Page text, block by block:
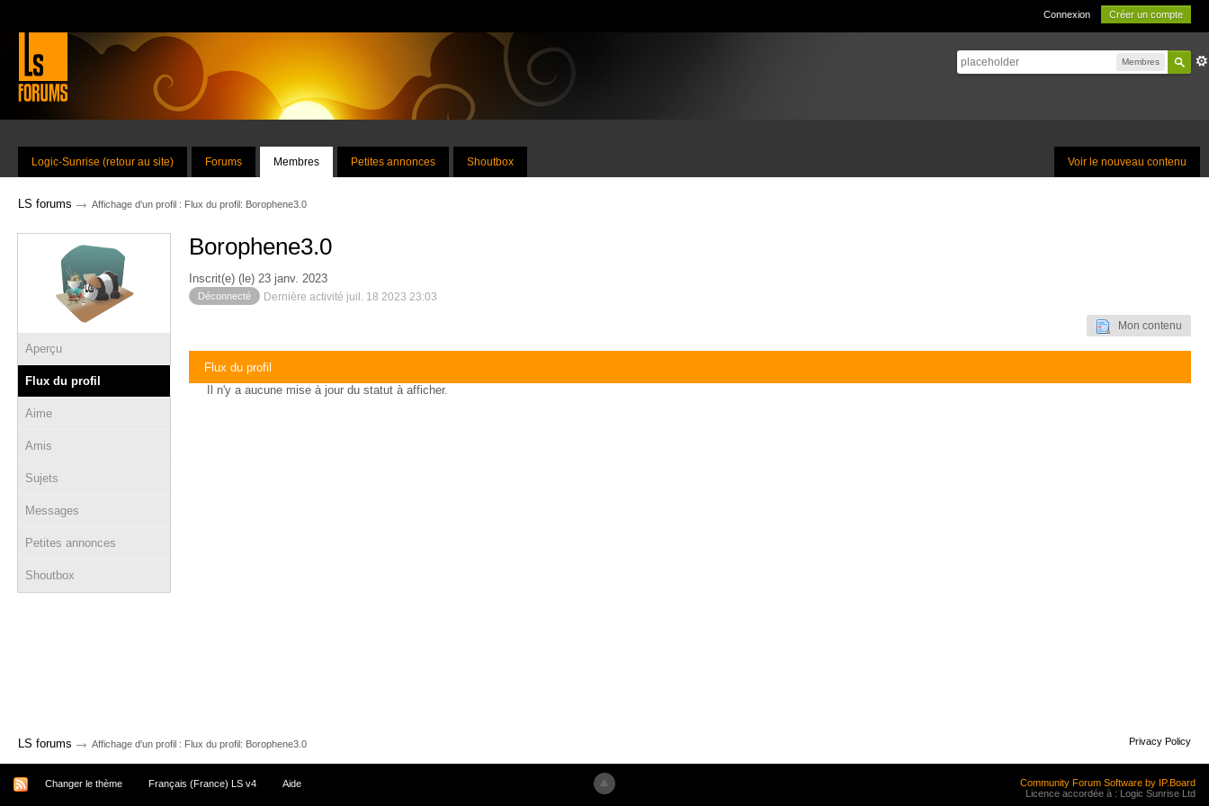
Connexion Créer un compte
Membres
Voir le nouveau contenu
Logic-Sunrise (retour au site) Forums Membres Petites annonces Shoutbox
LS forums → Affichage d'un profil : Flux du profil: Borophene3.0
Aperçu
Flux du profil
Aime
Amis
Sujets
Messages
Petites annonces
Shoutbox
Borophene3.0
Inscrit(e) (le) 23 janv. 2023
Déconnecté Dernière activité juil. 18 2023 23:03
Mon contenu
Flux du profil
Il n'y a aucune mise à jour du statut à afficher.
LS forums → Affichage d'un profil : Flux du profil: Borophene3.0 Privacy Policy
Changer le thème Français (France) LS v4 Aide
Community Forum Software by IP.Board
Licence accordée à : Logic Sunrise Ltd